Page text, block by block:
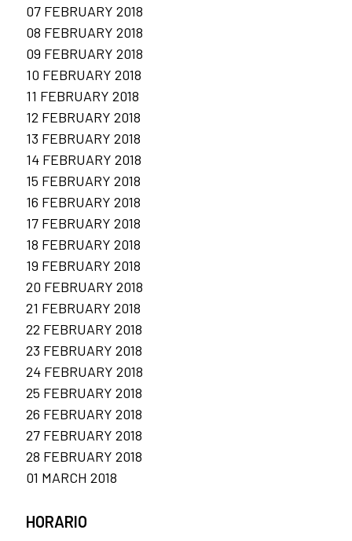
07 FEBRUARY 2018
08 FEBRUARY 2018
09 FEBRUARY 2018
10 FEBRUARY 2018
11 FEBRUARY 2018
12 FEBRUARY 2018
13 FEBRUARY 2018
14 FEBRUARY 2018
15 FEBRUARY 2018
16 FEBRUARY 2018
17 FEBRUARY 2018
18 FEBRUARY 2018
19 FEBRUARY 2018
20 FEBRUARY 2018
21 FEBRUARY 2018
22 FEBRUARY 2018
23 FEBRUARY 2018
24 FEBRUARY 2018
25 FEBRUARY 2018
26 FEBRUARY 2018
27 FEBRUARY 2018
28 FEBRUARY 2018
01 MARCH 2018
HORARIO